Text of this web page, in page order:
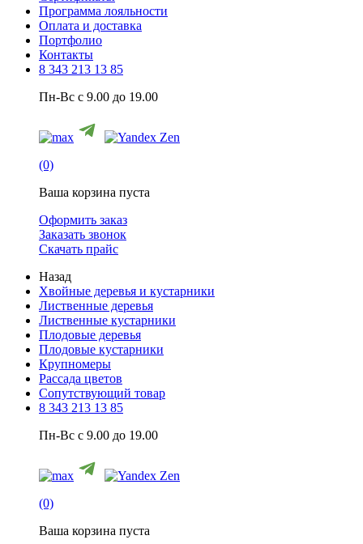
Программа лояльности
Оплата и доставка
Портфолио
Контакты
8 343 213 13 85
Пн-Вс с 9.00 до 19.00
(0)
Ваша корзина пуста
Оформить заказ
Заказать звонок
Скачать прайс
Назад
Хвойные деревья и кустарники
Лиственные деревья
Лиственные кустарники
Плодовые деревья
Плодовые кустарники
Крупномеры
Рассада цветов
Сопутствующий товар
8 343 213 13 85
Пн-Вс с 9.00 до 19.00
(0)
Ваша корзина пуста